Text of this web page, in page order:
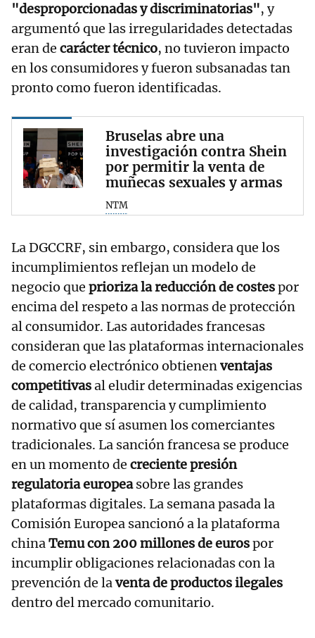
"desproporcionadas y discriminatorias", y
argumentó que las irregularidades detectadas
eran de carácter técnico, no tuvieron impacto
en los consumidores y fueron subsanadas tan
pronto como fueron identificadas.
Bruselas abre una
investigación contra Shein
por permitir la venta de
muñecas sexuales y armas
NTM
La DGCCRF, sin embargo, considera que los
incumplimientos reflejan un modelo de
negocio que prioriza la reducción de costespor
encima del respeto a las normas de protección
al consumidor. Las autoridades francesas
consideran que las plataformas internacionales
de comercio electrónico obtienenventajas
competitivasal eludir determinadas exigencias
de calidad, transparencia y cumplimiento
normativo que sí asumen los comerciantes
tradicionales. La sanción francesa se produce
en un momento de creciente presión
regulatoria europeasobre las grandes
plataformas digitales. La semana pasada la
Comisión Europea sancionó a la plataforma
chinaTemu con 200 millones de eurospor
incumplir obligaciones relacionadas con la
prevención de laventa de productos ilegales
dentro del mercado comunitario.